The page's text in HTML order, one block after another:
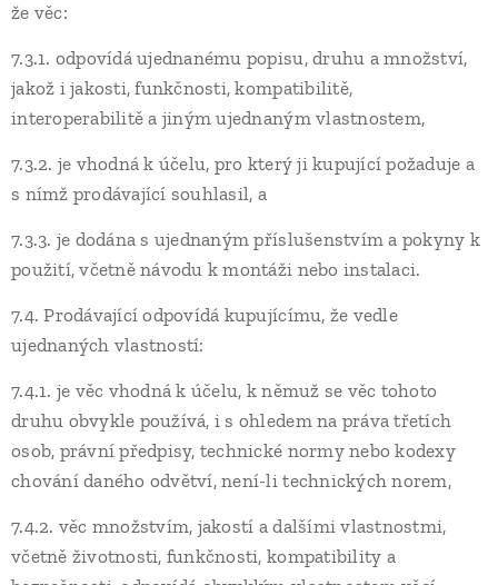
že věc:
7.3.1. odpovídá ujednanému popisu, druhu a množství,
jakož i jakosti, funkčnosti, kompatibilitě,
interoperabilitě a jiným ujednaným vlastnostem,
7.3.2. je vhodná k účelu, pro který ji kupující požaduje a
s nímž prodávající souhlasil, a
7.3.3. je dodána s ujednaným příslušenstvím a pokyny k
použití, včetně návodu k montáži nebo instalaci.
7.4. Prodávající odpovídá kupujícímu, že vedle
ujednaných vlastností:
7.4.1. je věc vhodná k účelu, k němuž se věc tohoto
druhu obvykle používá, i s ohledem na práva třetích
osob, právní předpisy, technické normy nebo kodexy
chování daného odvětví, není-li technických norem,
7.4.2. věc množstvím, jakostí a dalšími vlastnostmi,
včetně životnosti, funkčnosti, kompatibility a